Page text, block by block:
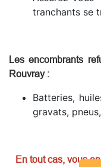
tranchants se
Les encombrants
Rouvray:
Batteries,
gravats,
En tout cas, vous